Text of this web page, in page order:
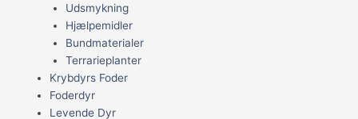
Udsmykning
Hjælpemidler
Bundmaterialer
Terrarieplanter
Krybdyrs Foder
Foderdyr
Levende Dyr